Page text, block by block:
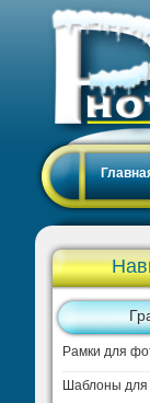
Рамки для
Шаблоны